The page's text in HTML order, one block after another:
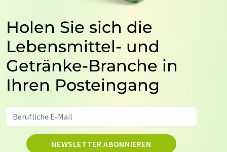
Holen Sie sich die
Lebensmittel- und
Getränke-Branche in
Ihren Posteingang
NEWSLETTER ABONNIEREN